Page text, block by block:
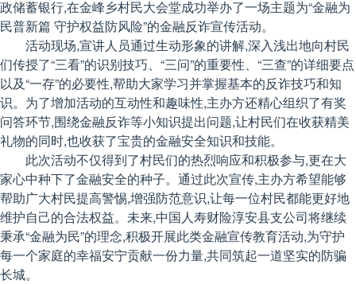
政储蓄银行,在金峰乡村民大会堂成功举办了一场主题为“金融为
民普新篇 守护权益防风险”的金融反诈宣传活动。
活动现场,宣讲人员通过生动形象的讲解,深入浅出地向村民
们传授了“三看”的识别技巧、“三问”的重要性、“三查”的详细要点
以及“一存”的必要性,帮助大家学习并掌握基本的反诈技巧和知
识。为了增加活动的互动性和趣味性,主办方还精心组织了有奖
问答环节,围绕金融反诈等小知识提出问题,让村民们在收获精美
礼物的同时,也收获了宝贵的金融安全知识和技能。
此次活动不仅得到了村民们的热烈响应和积极参与,更在大
家心中种下了金融安全的种子。通过此次宣传,主办方希望能够
帮助广大村民提高警惕,增强防范意识,让每一位村民都能更好地
维护自己的合法权益。未来,中国人寿财险淳安县支公司将继续
秉承“金融为民”的理念,积极开展此类金融宣传教育活动,为守护
每一个家庭的幸福安宁贡献一份力量,共同筑起一道坚实的防骗
长城。